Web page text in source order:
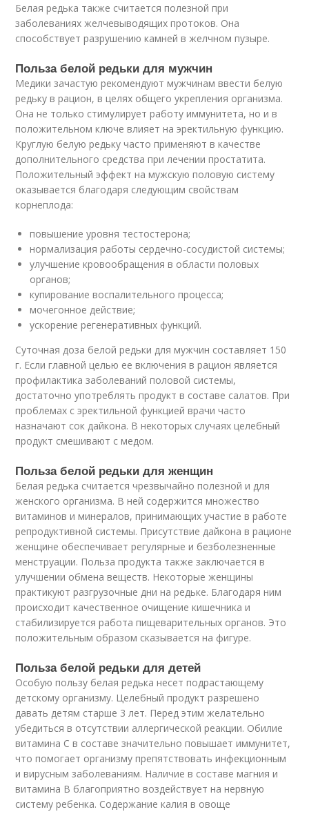
Белая редька также считается полезной при
заболеваниях желчевыводящих протоков. Она
способствует разрушению камней в желчном пузыре.
Польза белой редьки для мужчин
Медики зачастую рекомендуют мужчинам ввести белую
редьку в рацион, в целях общего укрепления организма.
Она не только стимулирует работу иммунитета, но и в
положительном ключе влияет на эректильную функцию.
Круглую белую редьку часто применяют в качестве
дополнительного средства при лечении простатита.
Положительный эффект на мужскую половую систему
оказывается благодаря следующим свойствам
корнеплода:
повышение уровня тестостерона;
нормализация работы сердечно-сосудистой системы;
улучшение кровообращения в области половых
органов;
купирование воспалительного процесса;
мочегонное действие;
ускорение регенеративных функций.
Суточная доза белой редьки для мужчин составляет 150
г. Если главной целью ее включения в рацион является
профилактика заболеваний половой системы,
достаточно употреблять продукт в составе салатов. При
проблемах с эректильной функцией врачи часто
назначают сок дайкона. В некоторых случаях целебный
продукт смешивают с медом.
Польза белой редьки для женщин
Белая редька считается чрезвычайно полезной и для
женского организма. В ней содержится множество
витаминов и минералов, принимающих участие в работе
репродуктивной системы. Присутствие дайкона в рационе
женщине обеспечивает регулярные и безболезненные
менструации. Польза продукта также заключается в
улучшении обмена веществ. Некоторые женщины
практикуют разгрузочные дни на редьке. Благодаря ним
происходит качественное очищение кишечника и
стабилизируется работа пищеварительных органов. Это
положительным образом сказывается на фигуре.
Польза белой редьки для детей
Особую пользу белая редька несет подрастающему
детскому организму. Целебный продукт разрешено
давать детям старше 3 лет. Перед этим желательно
убедиться в отсутствии аллергической реакции. Обилие
витамина C в составе значительно повышает иммунитет,
что помогает организму препятствовать инфекционным
и вирусным заболеваниям. Наличие в составе магния и
витамина B благоприятно воздействует на нервную
систему ребенка. Содержание калия в овоще